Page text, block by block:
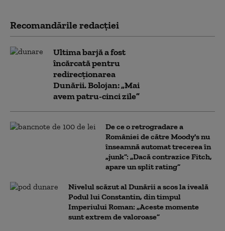
Recomandările redacţiei
Ultima barjă a fost
încărcată pentru
redirecționarea
Dunării. Bolojan: „Mai
avem patru-cinci zile”
De ce o retrogradare a
României de către Moody's nu
înseamnă automat trecerea în
„junk”: „Dacă contrazice Fitch,
apare un split rating”
Nivelul scăzut al Dunării a scos la iveală
Podul lui Constantin, din timpul
Imperiului Roman: „Aceste momente
sunt extrem de valoroase”